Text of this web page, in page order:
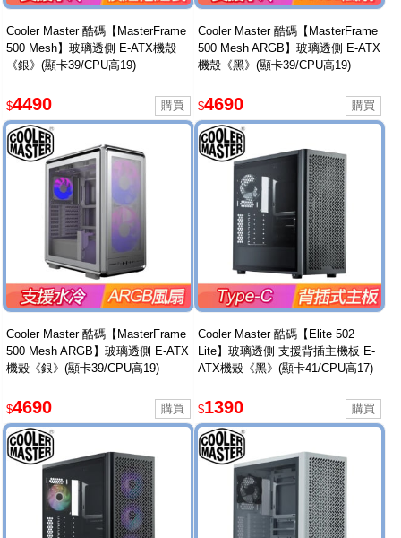
Cooler Master 酷碼【MasterFrame
500 Mesh】玻璃透側 E-ATX機殼
《銀》(顯卡39/CPU高19)
$4490
Cooler Master 酷碼【MasterFrame
500 Mesh ARGB】玻璃透側 E-ATX
機殼《黑》(顯卡39/CPU高19)
$4690
Cooler Master 酷碼【MasterFrame
500 Mesh ARGB】玻璃透側 E-ATX
機殼《銀》(顯卡39/CPU高19)
$4690
Cooler Master 酷碼【Elite 502
Lite】玻璃透側 支援背插主機板 E-
ATX機殼《黑》(顯卡41/CPU高17)
$1390